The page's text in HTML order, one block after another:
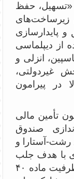
«تسهیل، حفظ
زیرساخت‌های
پایدارسازی
از دیپلماسی
انزلی و
غیردولتی،
در پیرامون
تأمین مالی
صندوق
رشت-آستارا و
با هدف جلب
سرمایه‌های مردمی، استفاده از ظرفیت ماده ۴۰